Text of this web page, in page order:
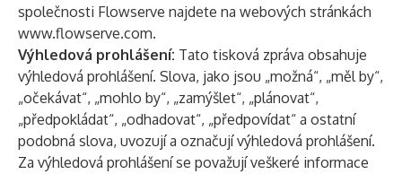
společnosti Flowserve najdete na webových stránkách
www.flowserve.com.
Výhledová prohlášení: Tato tisková zpráva obsahuje
výhledová prohlášení. Slova, jako jsou „možná“, „měl by“,
„očekávat“, „mohlo by“, „zamýšlet“, „plánovat“,
„předpokládat“, „odhadovat“, „předpovídat“ a ostatní
podobná slova, uvozují a označují výhledová prohlášení.
Za výhledová prohlášení se považují veškeré informace